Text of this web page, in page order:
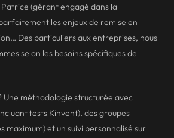
(gérant engagé dans la
les enjeux de remise en
Des particuliers aux entreprises, nous
selon les besoins spécifiques de
Une méthodologie structurée avec
tests Kinvent), des groupes
maximum) et un suivi personnalisé sur